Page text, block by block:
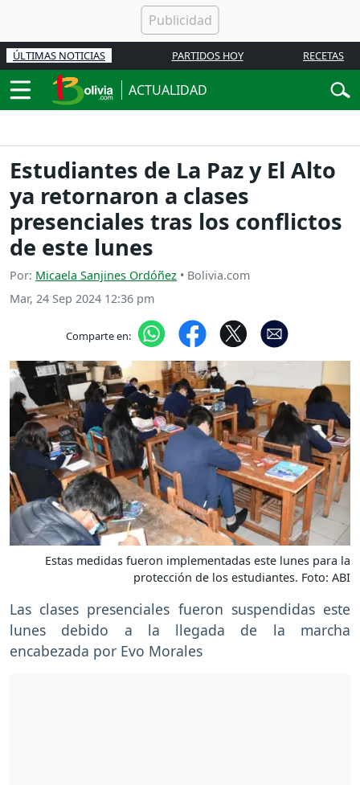
ÚLTIMAS NOTICIAS PARTIDOS HOY RECETAS
ACTUALIDAD
Estudiantes de La Paz y El Alto
ya retornaron a clases
presenciales tras los conflictos
de este lunes
Por: Micaela Sanjines Ordóñez • Bolivia.com
Mar, 24 Sep 2024 12:36 pm
Comparte en:
Estas medidas fueron implementadas este lunes para la
protección de los estudiantes. Foto: ABI
Las clases presenciales fueron suspendidas este
lunes debido a la llegada de la marcha
encabezada por Evo Morales